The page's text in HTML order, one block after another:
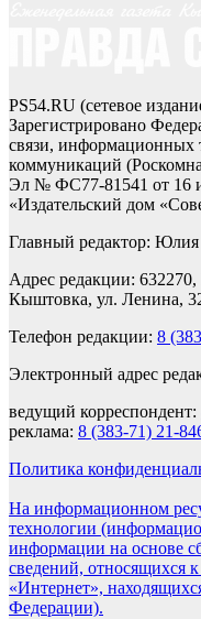
PS54.RU (сетевое
Зарегистрировано
связи, информационных
коммуникаций
Эл № ФС77-81541 от 16
«Издательский дом
Главный редактор: Юлия
Адрес редакции:
Кыштовка, ул. Ленина,
Телефон редакции: 8
Электронный адрес
ведущий корреспондент:
реклама: 8 (383-71) 21-
Политика
На информационном
технологии
информации на основе
сведений, относящихся
«Интернет»,
Федерации).